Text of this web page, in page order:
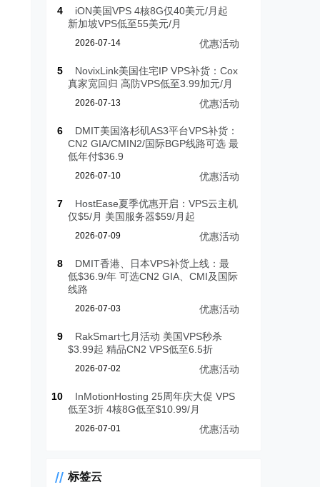
4
iON美国VPS 4核8G仅40美元/月起
新加坡VPS低至55美元/月
2026-07-14 优惠活动
5
NovixLink美国住宅IP VPS补货：Cox
真家宽回归 高防VPS低至3.99加元/月
2026-07-13 优惠活动
6
DMIT美国洛杉矶AS3平台VPS补货：
CN2 GIA/CMIN2/国际BGP线路可选 最
低年付$36.9
2026-07-10 优惠活动
7
HostEase夏季优惠开启：VPS云主机
仅$5/月 美国服务器$59/月起
2026-07-09 优惠活动
8
DMIT香港、日本VPS补货上线：最
低$36.9/年 可选CN2 GIA、CMI及国际
线路
2026-07-03 优惠活动
9
RakSmart七月活动 美国VPS秒杀
$3.99起 精品CN2 VPS低至6.5折
2026-07-02 优惠活动
10
InMotionHosting 25周年庆大促 VPS
低至3折 4核8G低至$10.99/月
2026-07-01 优惠活动
标签云